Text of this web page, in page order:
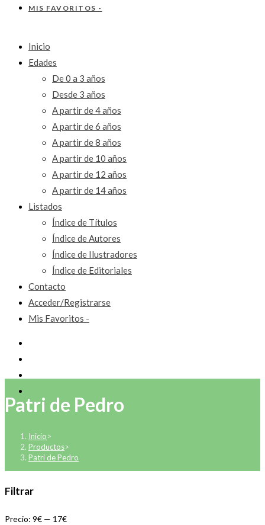
MIS FAVORITOS -
Inicio
Edades
De 0 a 3 años
Desde 3 años
A partir de 4 años
A partir de 6 años
A partir de 8 años
A partir de 10 años
A partir de 12 años
A partir de 14 años
Listados
Índice de Títulos
Índice de Autores
Índice de Ilustradores
Índice de Editoriales
Contacto
Acceder/Registrarse
Mis Favoritos -
Patri de Pedro
Inicio>
Productos>
Patri de Pedro
Filtrar
Precio: 9€ — 17€